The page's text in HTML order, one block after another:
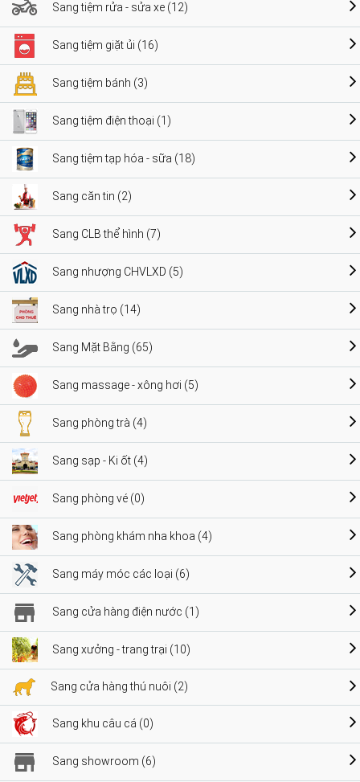
Sang tiệm rửa - sửa xe (12)
Sang tiệm giặt ủi (16)
Sang tiệm bánh (3)
Sang tiệm điện thoại (1)
Sang tiệm tạp hóa - sữa (18)
Sang căn tin (2)
Sang CLB thể hình (7)
Sang nhượng CHVLXD (5)
Sang nhà trọ (14)
Sang Mặt Bằng (65)
Sang massage - xông hơi (5)
Sang phòng trà (4)
Sang sạp - Ki ốt (4)
Sang phòng vé (0)
Sang phòng khám nha khoa (4)
Sang máy móc các loại (6)
Sang cửa hàng điện nước (1)
Sang xưởng - trang trại (10)
Sang cửa hàng thú nuôi (2)
Sang khu câu cá (0)
Sang showroom (6)